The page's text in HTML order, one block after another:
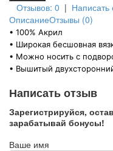
Отзывов: 0 | Написать
ОписаниеОтзывы (0)
• 100% Акрил
• Широкая бесшовная
• Можно носить с
• Вышитый
Написать отзыв
Зарегистрируйся,
зарабатывай бонусы!
Ваше имя